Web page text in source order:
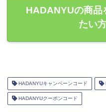
HADANYUの商品
たい
HADANYUキャンペーンコード
HADANYUクーポンコード